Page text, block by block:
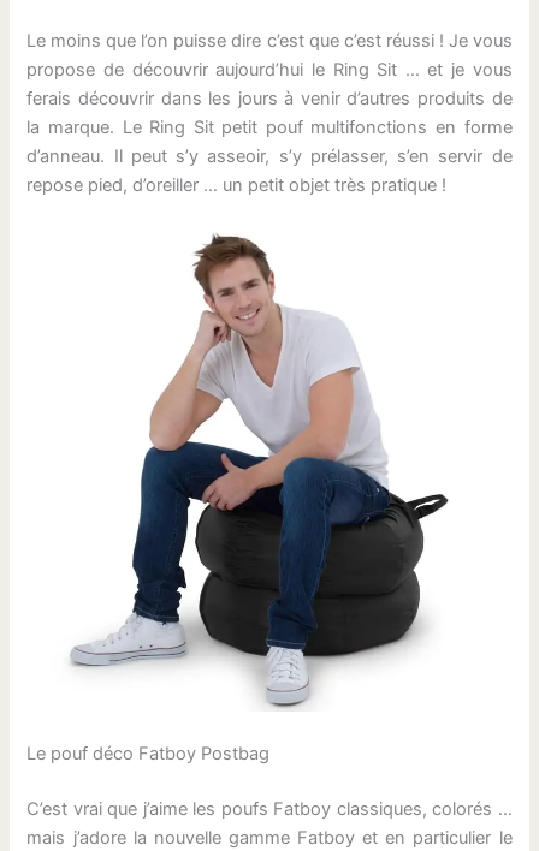
Le moins que l’on puisse dire c’est que c’est réussi ! Je vous
propose de découvrir aujourd’hui le Ring Sit … et je vous
ferais découvrir dans les jours à venir d’autres produits de
la marque. Le Ring Sit petit pouf multifonctions en forme
d’anneau. Il peut s’y asseoir, s’y prélasser, s’en servir de
repose pied, d’oreiller … un petit objet très pratique !
Le pouf déco Fatboy Postbag
C’est vrai que j’aime les poufs Fatboy classiques, colorés …
mais j’adore la nouvelle gamme Fatboy et en particulier le